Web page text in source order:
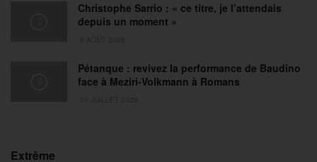
Christophe Sarrio : « ce titre, je l’attendais
depuis un moment »
Pétanque : revivez la performance de Baudino
face à Meziri-Volkmann à Romans
Extrême